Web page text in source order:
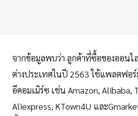
จากข้อมูลพบว่า ลูกค้าที่ซื้อของออนไ
ต่างประเทศในปี 2563 ใช้แพลตฟอ
อีคอมเมิร์ซ เช่น Amazon, Alibaba,
Aliexpress, KTown4U และ